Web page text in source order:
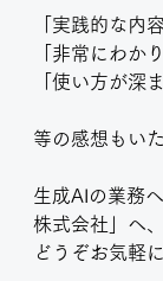
「実践的な内
「非常にわか
「使い方が深
等の感想もい
生成AIの業務
株式会社」へ、
どうぞお気軽